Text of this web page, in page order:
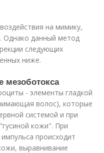
на мимику,
Однако данный метод
следующих
ниже.
- элементы гладкой
волос), которые
системой и при
кожи". При
происходит
выравнивание